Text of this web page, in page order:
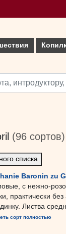
(96 сортов)
списка
Baronin zu
с нежно-
практически
Листва
сорт полностью